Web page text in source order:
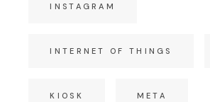
INSTAGRAM
INTERNET OF THINGS
KIOSK META